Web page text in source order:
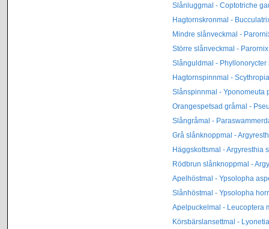
Slånluggmal - Coptotriche
Hagtornskronmal -
Mindre slånveckmal -
Större slånveckmal -
Slånguldmal -
Hagtornspinnmal -
Slånspinnmal - Yponomeuta
Orangespetsad gråmal -
Slångråmal -
Grå slånknoppmal -
Häggskottsmal - Argyresthia
Rödbrun slånknoppmal -
Apelhöstmal - Ypsolopha
Slånhöstmal - Ypsolopha
Apelpuckelmal - Leucoptera
Körsbärslansettmal -